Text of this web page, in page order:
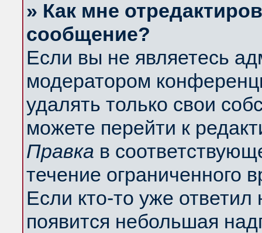
» Как мне
сообщение?
Если вы не являетесь
модератором
удалять только свои
можете перейти к
Правка в
течение ограниченного
Если кто-то уже
появится небольшая